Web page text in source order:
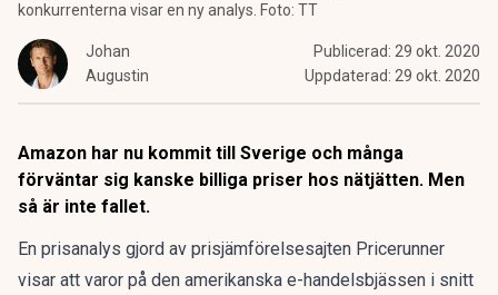
konkurrenterna visar en ny analys. Foto: TT
Johan
Augustin
Publicerad: 29 okt. 2020
Uppdaterad: 29 okt. 2020
Amazon har nu kommit till Sverige och många
förväntar sig kanske billiga priser hos nätjätten. Men
så är inte fallet.
En prisanalys gjord av prisjämförelsesajten Pricerunner
visar att varor på den amerikanska e-handelsbjässen i snitt